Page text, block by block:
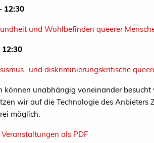
12:30
und Wohlbefinden queerer
12:30
und diskriminierungskritische
können unabhängig voneinander
wir auf die Technologie des
möglich.
als PDF